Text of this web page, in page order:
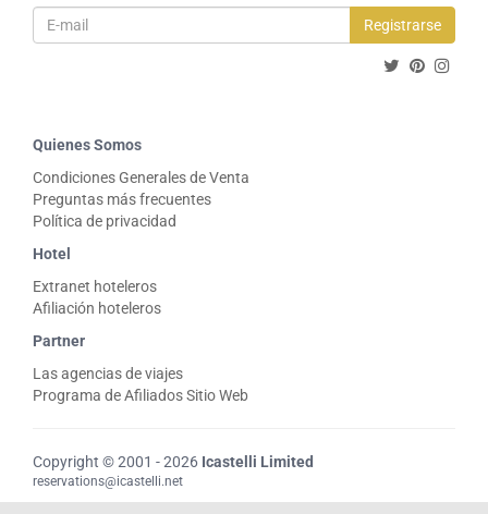
Registrarse
Quienes Somos
Condiciones Generales de Venta
Preguntas más frecuentes
Política de privacidad
Hotel
Extranet hoteleros
Afiliación hoteleros
Partner
Las agencias de viajes
Programa de Afiliados Sitio Web
Copyright © 2001 - 2026 Icastelli Limited
reservations@icastelli.net